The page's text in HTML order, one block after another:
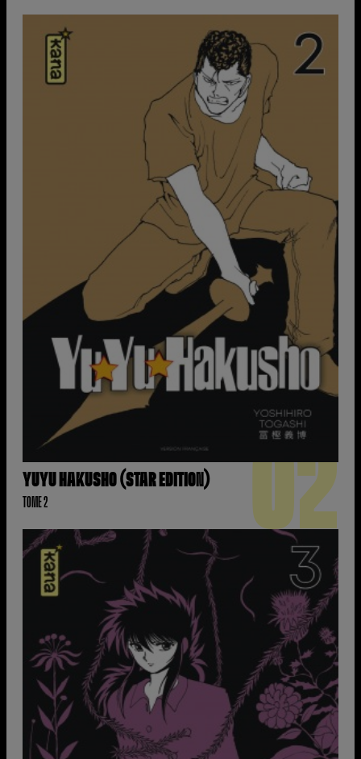
YUYU HAKUSHO (STAR EDITION)
TOME 2 02